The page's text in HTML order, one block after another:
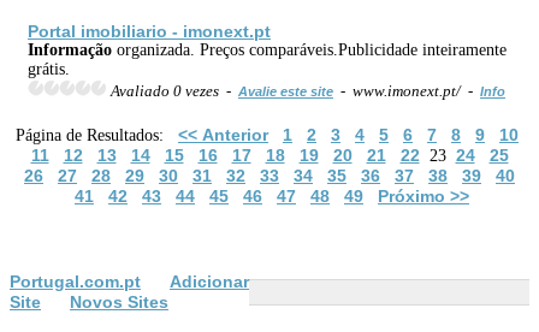
Portal imobiliario - imonext.pt
Informação organizada. Preços comparáveis.Publicidade inteiramente
grátis.
Avaliado 0 vezes - Avalie este site - www.imonext.pt/ - Info
Página de Resultados: << Anterior 1 2 3 4 5 6 7 8 9
10
11
12 13 14 15 16 17 18 19 20 21 22 23 24
25
26
27 28 29 30 31 32 33 34 35 36 37 38 39
40
41
42 43 44 45 46 47 48 49 Próximo >>
Portugal.com.pt
Adicionar
Site
Novos Sites